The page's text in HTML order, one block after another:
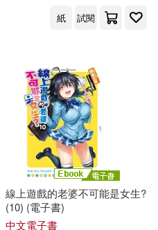
紙 試閱
線上遊戲的老婆不可能是女生?
(10) (電子書)
中文電子書